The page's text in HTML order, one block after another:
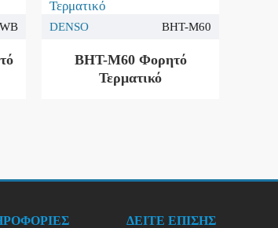
DENSO BHT-M60
BHT-M60 Φορητό
Τερματικό
ΔΕΙΤΕ ΕΠΙΣΗΣ